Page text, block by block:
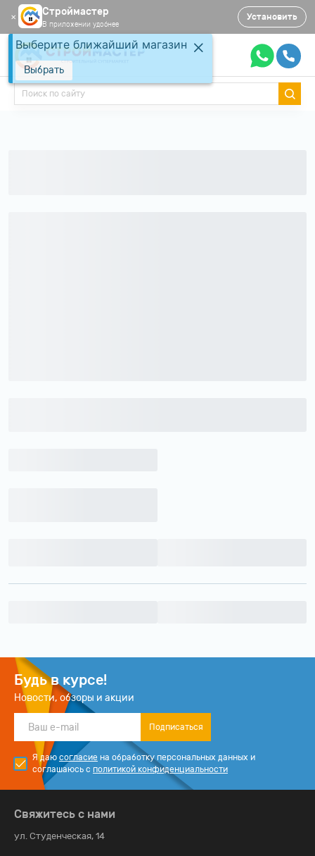
✕ Строймастер
В приложении удобнее
Установить
Будь в курсе!
Новости, обзоры и акции
Подписаться
Я даю согласие на обработку персональных данных и
соглашаюсь с политикой конфиденциальности
Свяжитесь с нами
ул. Студенческая, 14
Выберите ближайший магазин
Выбрать